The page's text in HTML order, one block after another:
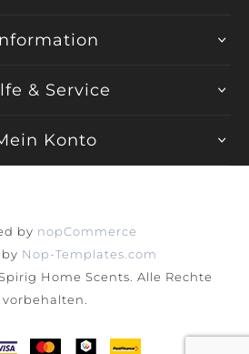
& Service
Konto
by nopCommerce
Nop-Templates.com
Home Scents. Alle Rechte
vorbehalten.